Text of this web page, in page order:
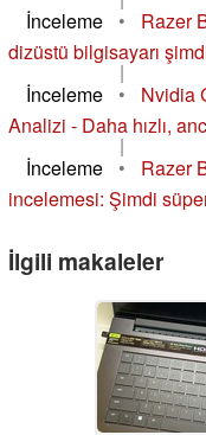
İnceleme
•
Razer
dizüstü bilgisayarı
|
İnceleme
•
Nvidia
Analizi - Daha hızlı,
|
İnceleme
•
Razer
incelemesi: Şimdi
İlgili makaleler